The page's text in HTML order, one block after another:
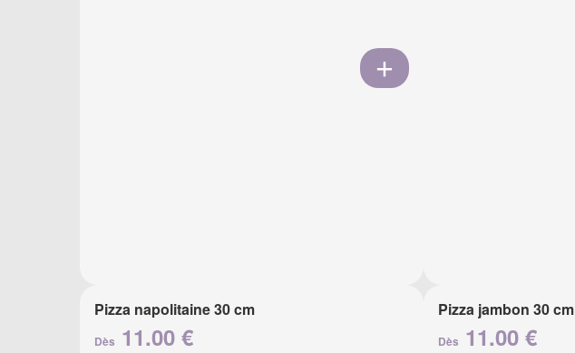
Pizza napolitaine 30 cm
Dès 11.00 €
Pizza jambon 30 cm
Dès 11.00 €